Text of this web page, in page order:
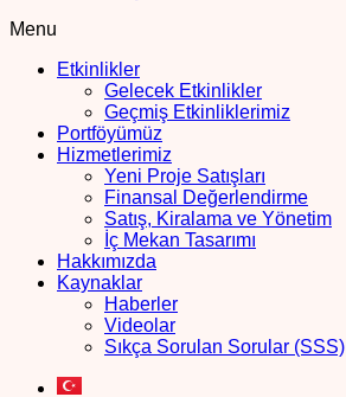
Menu
Etkinlikler
Gelecek Etkinlikler
Geçmiş Etkinliklerimiz
Portföyümüz
Hizmetlerimiz
Yeni Proje Satışları
Finansal Değerlendirme
Satış, Kiralama ve Yönetim
İç Mekan Tasarımı
Hakkımızda
Kaynaklar
Haberler
Videolar
Sıkça Sorulan Sorular (SSS)